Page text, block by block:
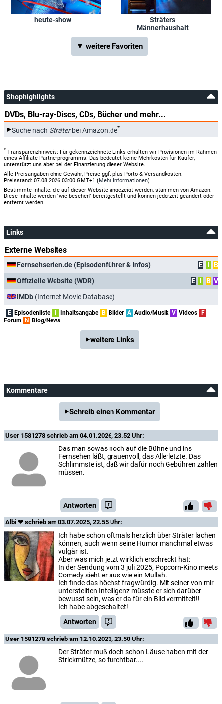
heute-show
Sträters
Männerhaushalt
▼ weitere Favoriten
Shophighlights
DVDs, Blu-ray-Discs, CDs, Bücher und mehr...
Suche nach Sträterbei Amazon.de*
* Transparenzhinweis: Für gekennzeichnete Links erhalten wir Provisionen im Rahmen
eines Affiliate-Partnerprogramms. Das bedeutet keine Mehrkosten für Käufer,
unterstützt uns aber bei der Finanzierung dieser Website.
Alle Preisangaben ohne Gewähr, Preise ggf. plus Porto & Versandkosten.
Preisstand: 07.08.2026 03:00 GMT+1 (Mehr Informationen)
Bestimmte Inhalte, die auf dieser Website angezeigt werden, stammen von Amazon.
Diese Inhalte werden "wie besehen" bereitgestellt und können jederzeit geändert oder
entfernt werden.
Links
Externe Websites
Fernsehserien.de (Episodenführer & Infos) E I
B
Offizielle Website (WDR)
E I B V
IMDb (Internet Movie Database)
E Episodenliste Inhaltsangabe B Bilder A Audio/Musik V Videos
F
Forum
N Blog/News
weitere Links
Kommentare
Schreib einen Kommentar
User 1581278 schrieb am 04.01.2026, 23.52 Uhr:
Das man sowas noch auf die Bühne und ins
Fernsehen läßt, grauenvoll, das Allerletzte. Das
Schlimmste ist, daß wir dafür noch Gebühren zahlen
müssen.
Antworten
Albi ❤ schrieb am 03.07.2025, 22.55 Uhr:
Ich habe schon oftmals herzlich über Sträter lachen
können, auch wenn seine Humor manchmal etwas
vulgär ist.
Aber was mich jetzt wirklich erschreckt hat:
In der Sendung vom 3 juli 2025, Popcorn-Kino meets
Comedy sieht er aus wie ein Mullah.
Ich finde das höchst fragwürdig. Mit seiner von mir
unterstellten Intelligenz müsste er sich darüber
bewusst sein, was er da für ein Bild vermittelt!!
Ich habe abgeschaltet!
Antworten
User 1581278 schrieb am 12.10.2023, 23.50 Uhr:
Der Sträter muß doch schon Läuse haben mit der
Strickmütze, so furchtbar....